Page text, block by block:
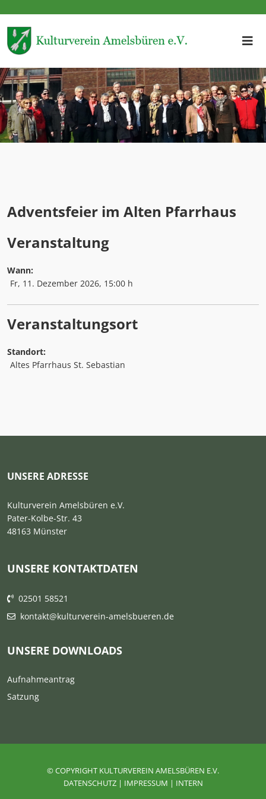
Adventsfeier im Alten Pfarrhaus
Veranstaltung
Wann:
Fr, 11. Dezember 2026, 15:00 h
Veranstaltungsort
Standort:
Altes Pfarrhaus St. Sebastian
UNSERE ADRESSE
Kulturverein Amelsbüren e.V.
Pater-Kolbe-Str. 43
48163 Münster
UNSERE KONTAKTDATEN
02501 58521
kontakt@kulturverein-amelsbueren.de
UNSERE DOWNLOADS
Aufnahmeantrag
Satzung
© COPYRIGHT KULTURVEREIN AMELSBÜREN E.V.
DATENSCHUTZ| IMPRESSUM | INTERN